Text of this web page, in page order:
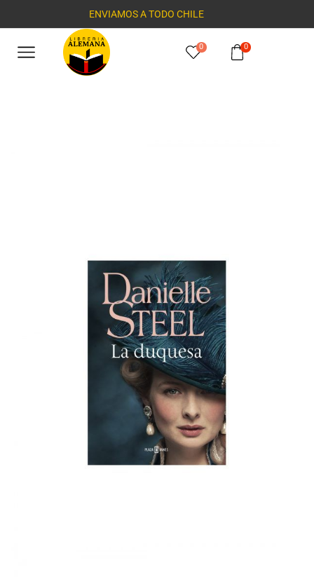
ENVIAMOS A TODO CHILE
0 0